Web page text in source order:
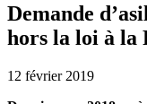
Demande
hors la loi à la
12 février 2019